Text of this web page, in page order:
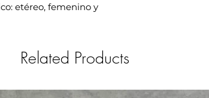
etéreo, femenino y
Related Products